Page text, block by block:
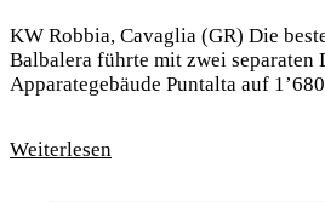
KW Robbia, Cavaglia (GR) Die
Balbalera führte mit zwei separaten
Apparategebäude Puntalta auf
Weiterlesen